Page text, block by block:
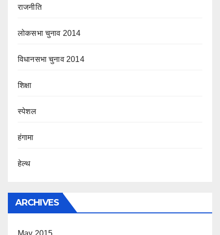
राजनीति
लोकसभा चुनाव 2014
विधानसभा चुनाव 2014
शिक्षा
स्पेशल
हंगामा
हेल्थ
ARCHIVES